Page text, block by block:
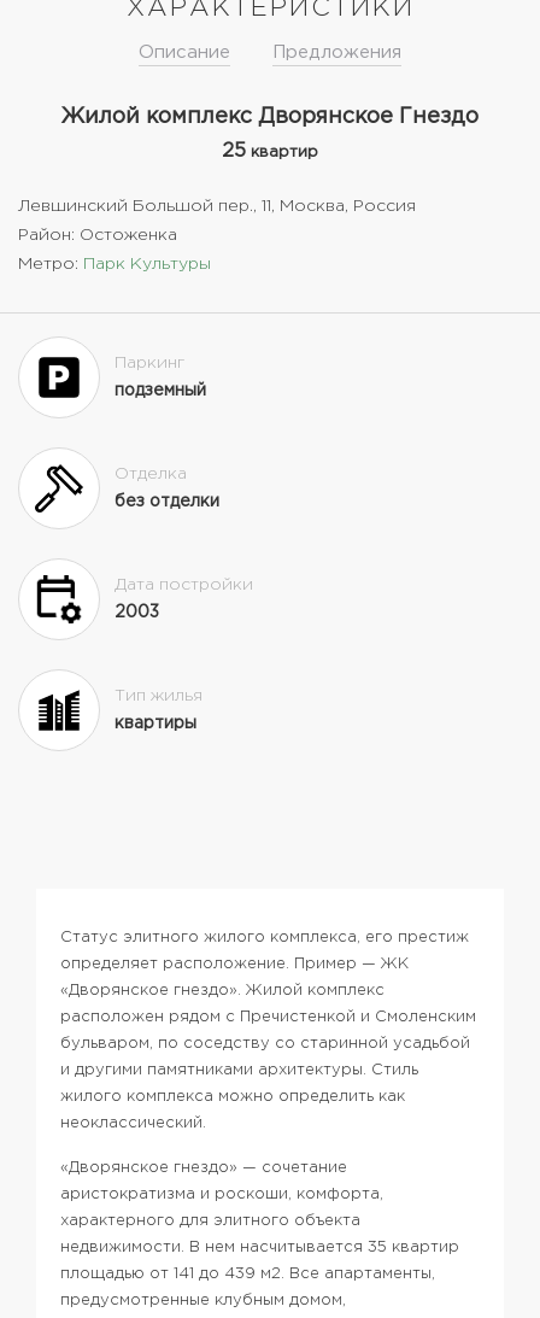
ХАРАКТЕРИСТИКИ
Описание Предложения
Жилой комплекс Дворянское Гнездо
25 квартир
Левшинский Большой пер., 11, Москва, Россия
Район: Остоженка
Метро: Парк Культуры
Паркинг
подземный
Отделка
без отделки
Дата постройки
2003
Тип жилья
квартиры
Статус элитного жилого комплекса, его престиж
определяет расположение. Пример — ЖК
«Дворянское гнездо». Жилой комплекс
расположен рядом с Пречистенкой и Смоленским
бульваром, по соседству со старинной усадьбой
и другими памятниками архитектуры. Стиль
жилого комплекса можно определить как
неоклассический.
«Дворянское гнездо» — сочетание
аристократизма и роскоши, комфорта,
характерного для элитного объекта
недвижимости. В нем насчитывается 35 квартир
площадью от 141 до 439 м2. Все апартаменты,
предусмотренные клубным домом,